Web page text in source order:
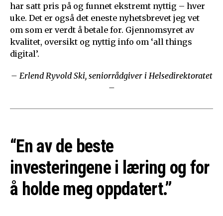
har satt pris på og funnet ekstremt nyttig – hver
uke. Det er også det eneste nyhetsbrevet jeg vet
om som er verdt å betale for. Gjennomsyret av
kvalitet, oversikt og nyttig info om ‘all things
digital’.
– Erlend Ryvold Ski, seniorrådgiver i Helsedirektoratet
–
“En av de beste
investeringene i læring og for
å holde meg oppdatert.”